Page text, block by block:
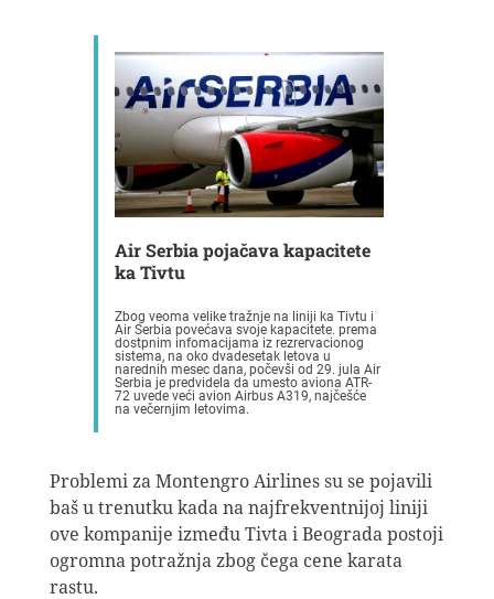
Air Serbia pojačava kapacitete
ka Tivtu
Zbog veoma velike tražnje na liniji ka Tivtu i
Air Serbia povećava svoje kapacitete. prema
dostpnim infomacijama iz rezrervacionog
sistema, na oko dvadesetak letova u
narednih mesec dana, počevši od 29. jula Air
Serbia je predvidela da umesto aviona ATR-
72 uvede veći avion Airbus A319, najčešće
na večernjim letovima.
Problemi za Montengro Airlines su se pojavili
baš u trenutku kada na najfrekventnijoj liniji
ove kompanije između Tivta i Beograda postoji
ogromna potražnja zbog čega cene karata
rastu.